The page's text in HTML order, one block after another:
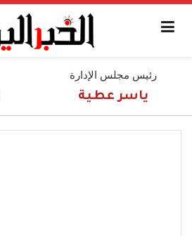
رئيس مجلس الإدارة
ياسر عطية